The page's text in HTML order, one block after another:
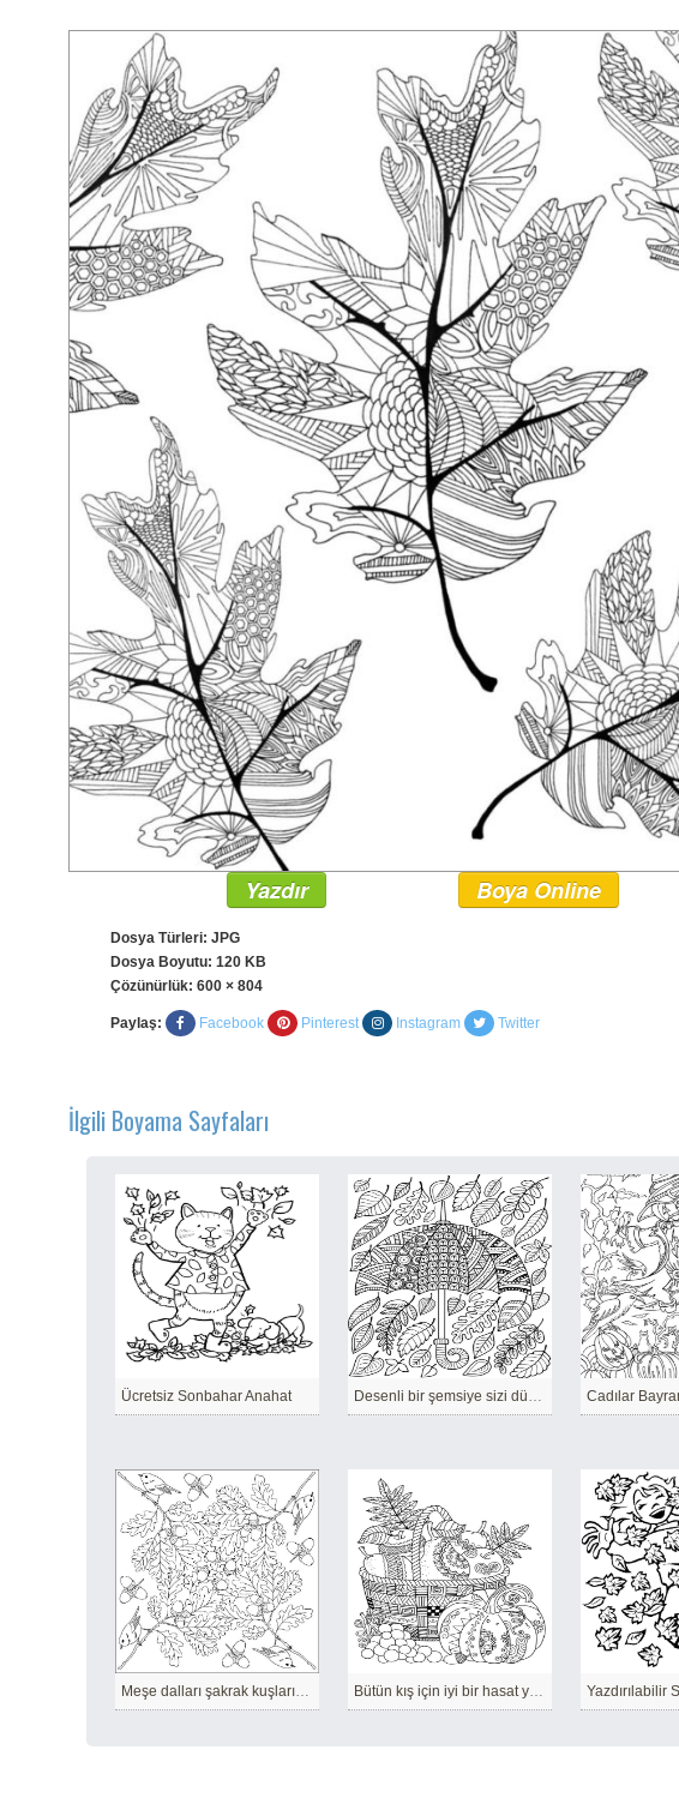
Yazdır Boya Online
Dosya Türleri: JPG
Dosya Boyutu: 120 KB
Çözünürlük: 600 × 804
Paylaş: Facebook Pinterest Instagram Twitter
İlgili Boyama Sayfaları
Ücretsiz Sonbahar Anahat Desenli bir şemsiye sizi düşen yapraklardan kurtaracak
Meşe dalları şakrak kuşlarının altında eğildi Bütün kış için iyi bir hasat yeterlidir.